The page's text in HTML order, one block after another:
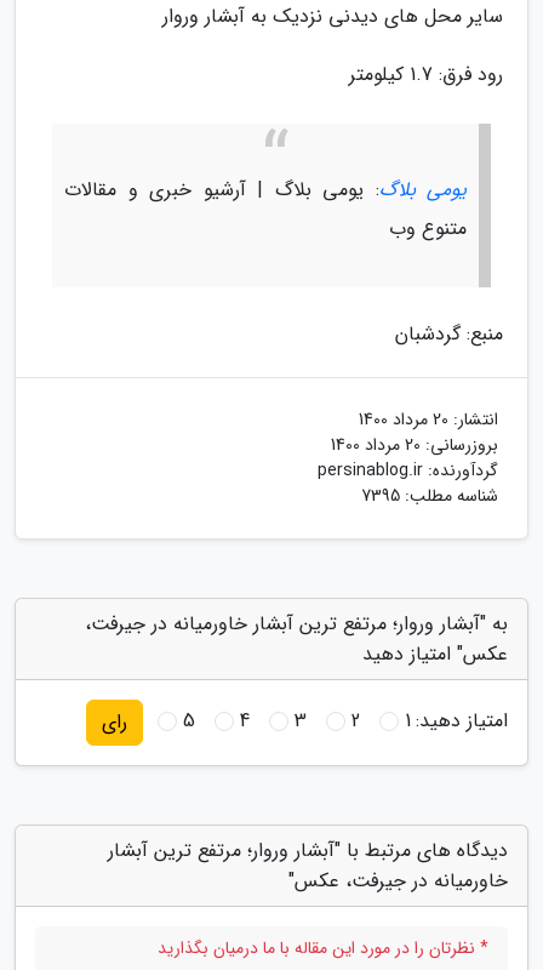
سایر محل های دیدنی نزدیک به آبشار وروار
رود فرق: 1.7 کیلومتر
یومی بلاگ: یومی بلاگ | آرشیو خبری و مقالات
متنوع وب
منبع: گردشبان
انتشار: 20 مرداد 1400
بروزرسانی: 20 مرداد 1400
گردآورنده: persinablog.ir
شناسه مطلب: 7395
به "آبشار وروار؛ مرتفع ترین آبشار خاورمیانه در جیرفت،
عکس" امتیاز دهید
امتیاز دهید:1
2
3
4
5 رای
دیدگاه های مرتبط با "آبشار وروار؛ مرتفع ترین آبشار
خاورمیانه در جیرفت، عکس"
* نظرتان را در مورد این مقاله با ما درمیان بگذارید